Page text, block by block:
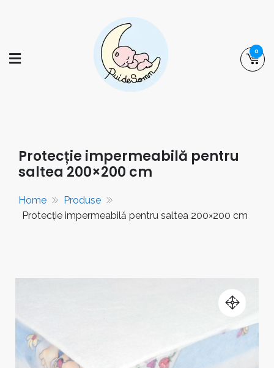
bebelușilor și al copiilor.
0
Protecție impermeabilă pentru
saltea 200×200 cm
Home
Produse
Protecție impermeabilă pentru saltea 200×200 cm